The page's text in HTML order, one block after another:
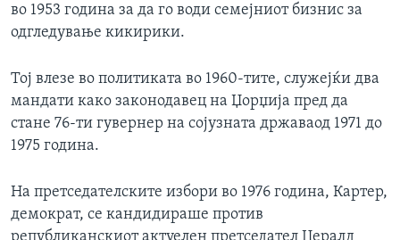
во 1953 година за да го води семејниот бизнис за
одгледување кикирики.
Тој влезе во политиката во 1960-тите, служејќи два
мандати како законодавец на Џорџија пред да
стане 76-ти гувернер на сојузната државаод 1971 до
1975 година.
На претседателските избори во 1976 година, Картер,
демократ, се кандидираше против